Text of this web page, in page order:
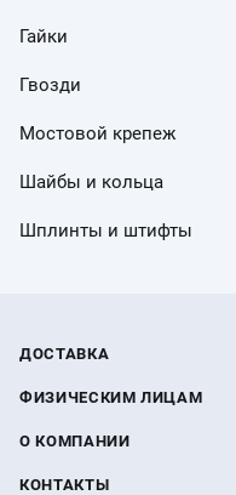
Гайки
Гвозди
Мостовой крепеж
Шайбы и кольца
Шплинты и штифты
ДОСТАВКА
ФИЗИЧЕСКИМ ЛИЦАМ
О КОМПАНИИ
КОНТАКТЫ